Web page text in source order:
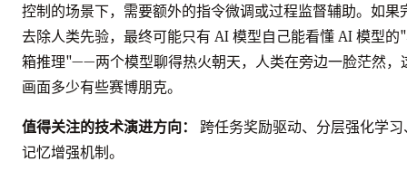
控制的场景下，需要额外的指令微调或过程监督辅助。如果
去除人类先验，最终可能只有 AI 模型自己能看懂 AI 模型的
箱推理"——两个模型聊得热火朝天，人类在旁边一脸茫然，
画面多少有些赛博朋克。
值得关注的技术演进方向：
跨任务奖励驱动、分层强化学习
记忆增强机制。